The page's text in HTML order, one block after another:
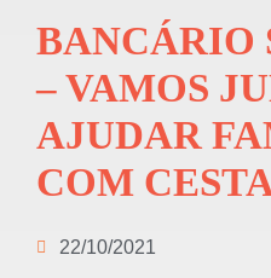
BANCÁRIO
– VAMOS
AJUDAR
COM
22/10/2021